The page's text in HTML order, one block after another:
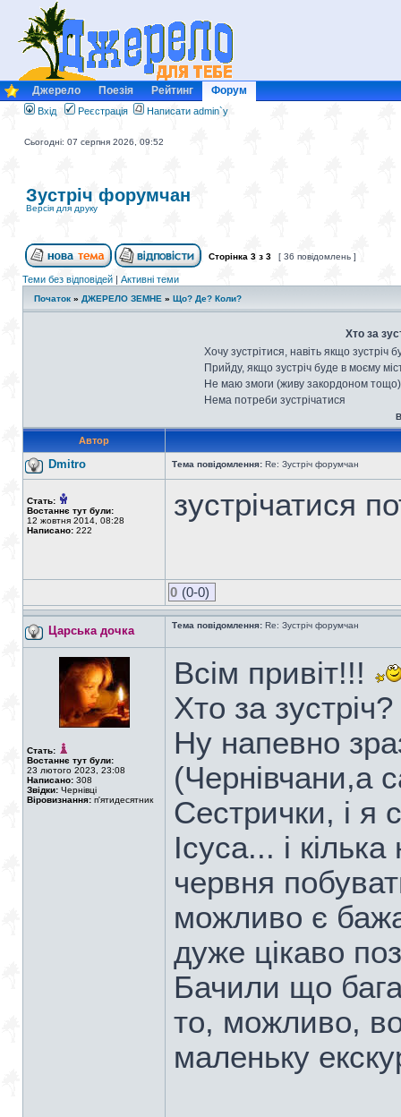
Джерело Поезія Рейтинг Форум
Вхід Реєстрація Написати admin`у
Сьогодні: 07 серпня 2026, 09:52
Зустріч форумчан
Версія для друку
Сторінка 3 з 3 [ 36 повідомлень ]
Теми без відповідей | Активні теми
Початок » ДЖЕРЕЛО ЗЕМНЕ » Що? Де? Коли?
Хто за
Хочу зустрітися, навіть якщо зустріч
Прийду, якщо зустріч буде в моєму
Не маю змоги (живу закордоном тощо)
Нема потреби зустрічатися
Автор
Dmitro Тема повідомлення: Re: Зустріч форумчан
Стать:
Востаннє тут були:
12 жовтня 2014, 08:28
Написано: 222
зустрічатися
0 (0-0)
Царська дочка Тема повідомлення: Re: Зустріч форумчан
Стать:
Востаннє тут були:
23 лютого 2023, 23:08
Написано: 308
Звідки: Чернівці
Віровизнання: п'ятидесятник
Всім привіт!!!
Хто за зустріч?
Ну напевно
(Чернівчани,а
Сестрички, і я
Ісуса... і
червня
можливо є
дуже цікаво
Бачили що
то, можливо,
маленьку